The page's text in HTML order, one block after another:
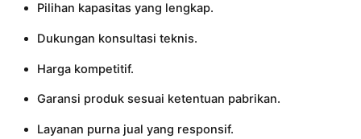
Pilihan kapasitas yang lengkap.
Dukungan konsultasi teknis.
Harga kompetitif.
Garansi produk sesuai ketentuan pabrikan.
Layanan purna jual yang responsif.